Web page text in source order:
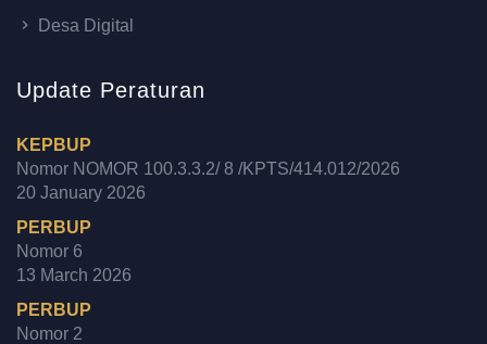
Desa Digital
Update Peraturan
KEPBUP
Nomor NOMOR 100.3.3.2/ 8 /KPTS/414.012/2026
20 January 2026
PERBUP
Nomor 6
13 March 2026
PERBUP
Nomor 2